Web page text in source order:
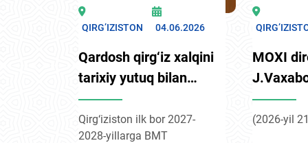
Samarqand va Urganchga
to‘g‘ridan-to‘g‘ri qatnovlarni
chiqmoqda.
QIRG’IZISTON 04.06.2026
Qardosh qirg‘iz xalqini
tarixiy yutuq bilan
tabriklaymiz!
Qirg‘iziston ilk bor 2027-
2028-yillarga BMT
MOXI
tahliliy
(2026-yil